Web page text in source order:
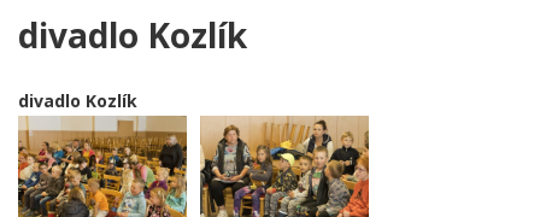
divadlo Kozlík
divadlo Kozlík